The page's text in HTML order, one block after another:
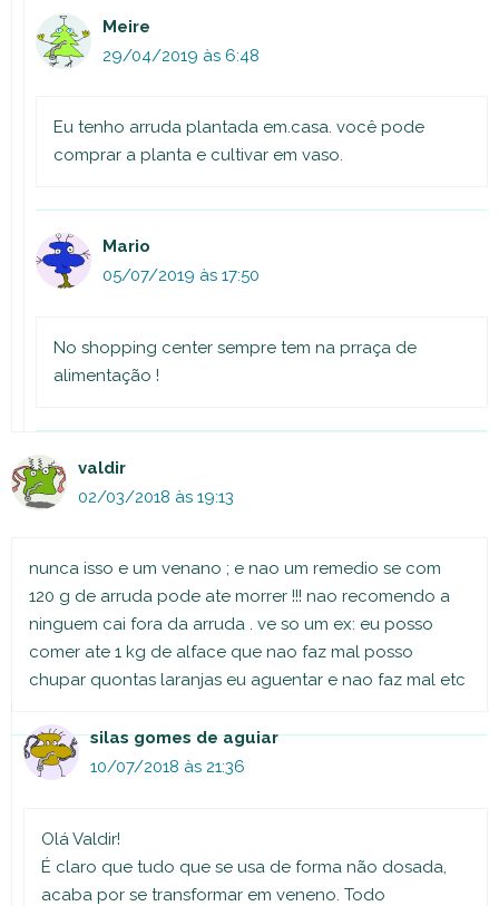
Meire
29/04/2019 às 6:48
Eu tenho arruda plantada em.casa. você pode
comprar a planta e cultivar em vaso.
Mario
05/07/2019 às 17:50
No shopping center sempre tem na prraça de
alimentação !
valdir
02/03/2018 às 19:13
nunca isso e um venano ; e nao um remedio se com
120 g de arruda pode ate morrer !!! nao recomendo a
ninguem cai fora da arruda . ve so um ex: eu posso
comer ate 1 kg de alface que nao faz mal posso
chupar quontas laranjas eu aguentar e nao faz mal etc
silas gomes de aguiar
10/07/2018 às 21:36
Olá Valdir!
É claro que tudo que se usa de forma não dosada,
acaba por se transformar em veneno. Todo